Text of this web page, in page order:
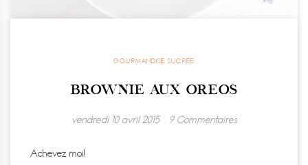
GOURMANDISE SUCRÉE
BROWNIE AUX OREOS
vendredi 10 avril 2015 9 Commentaires
Achevez moi!